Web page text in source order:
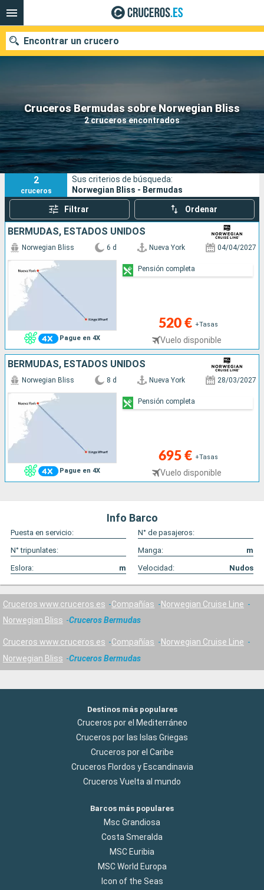
Cruceros Bermudas sobre Norwegian Bliss
2 cruceros encontrados
Encontrar un crucero
Nuestros destinos
Fecha de salida
Puertos Compañías
Buscar
2
cruceros
Sus criterios de búsqueda:
Norwegian Bliss - Bermudas
Filtrar Ordenar
BERMUDAS, ESTADOS UNIDOS
Pague en 4X
Norwegian Bliss 6 d Nueva York 04/04/2027
520 € +Tasas
Vuelo disponible
Pensión completa
BERMUDAS, ESTADOS UNIDOS
Pague en 4X
Norwegian Bliss 8 d Nueva York 28/03/2027
695 € +Tasas
Vuelo disponible
Pensión completa
Info Barco
Puesta en servicio:
N° de pasajeros:
N° tripunlates:
Manga:
m
Eslora:
m Velocidad: Nudos
Cruceros www.cruceros.es Compañías
Norwegian Cruise Line
Norwegian Bliss
Cruceros Bermudas
Cruceros www.cruceros.es Compañías
Norwegian Cruise Line
Norwegian Bliss
Cruceros Bermudas
Destinos más populares
Cruceros por el Mediterráneo
Cruceros por las Islas Griegas
Cruceros por el Caribe
Cruceros Flordos y Escandinavia
Cruceros Vuelta al mundo
Barcos más populares
Msc Grandiosa
Costa Smeralda
MSC Euribia
MSC World Europa
Icon of the Seas